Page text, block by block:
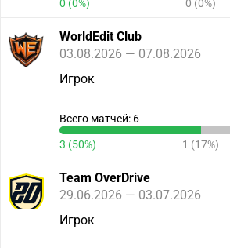
0 (0%) 0 (0%)
WorldEdit Club
03.08.2026 — 07.08.2026
Игрок
Всего матчей: 6
3 (50%) 1 (17%)
Team OverDrive
29.06.2026 — 03.07.2026
Игрок